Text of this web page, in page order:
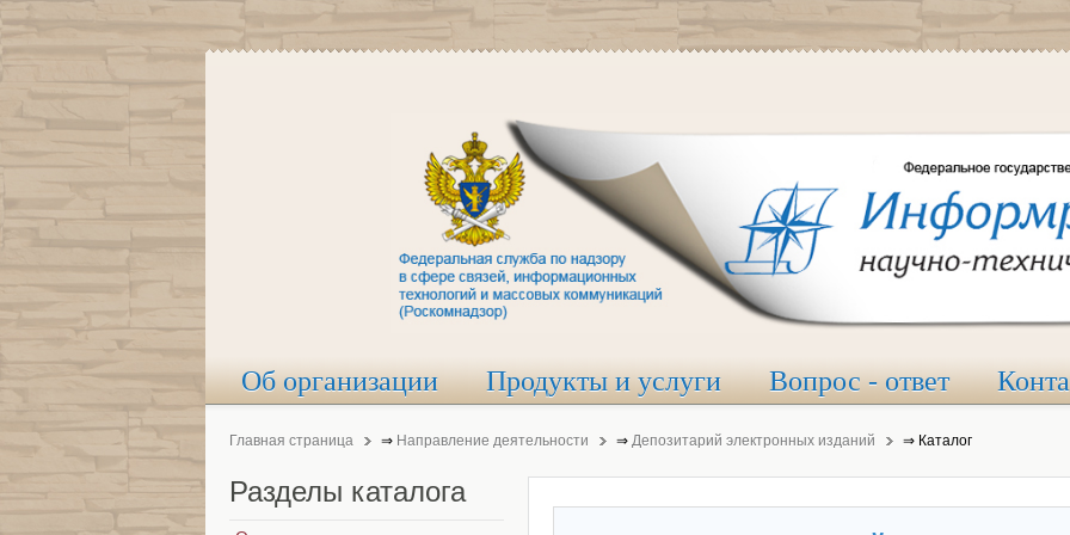
Об организации Продукты и услуги Вопрос - ответ
Главная страница ⇒ Направление деятельности ⇒ Депозитарий электронных изданий ⇒ Каталог
Разделы каталога